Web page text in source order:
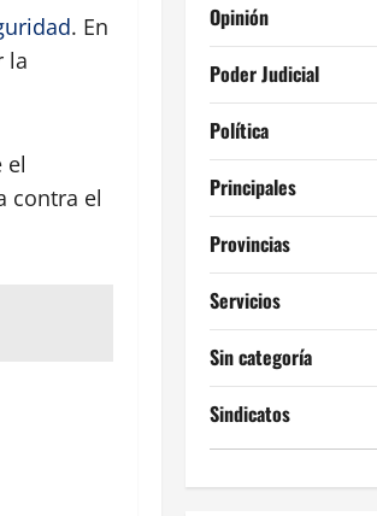
. En
la
el
contra el
Opinión
Poder Judicial
Política
Principales
Provincias
Servicios
Sin categoría
Sindicatos